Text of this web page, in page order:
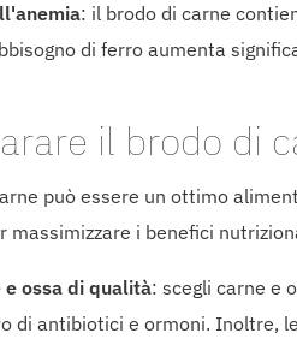
: il brodo di carne
di ferro aumenta
il brodo di
può essere un ottimo
massimizzare i benefici
e ossa di qualità: scegli carne e
di antibiotici e ormoni. Inoltre,